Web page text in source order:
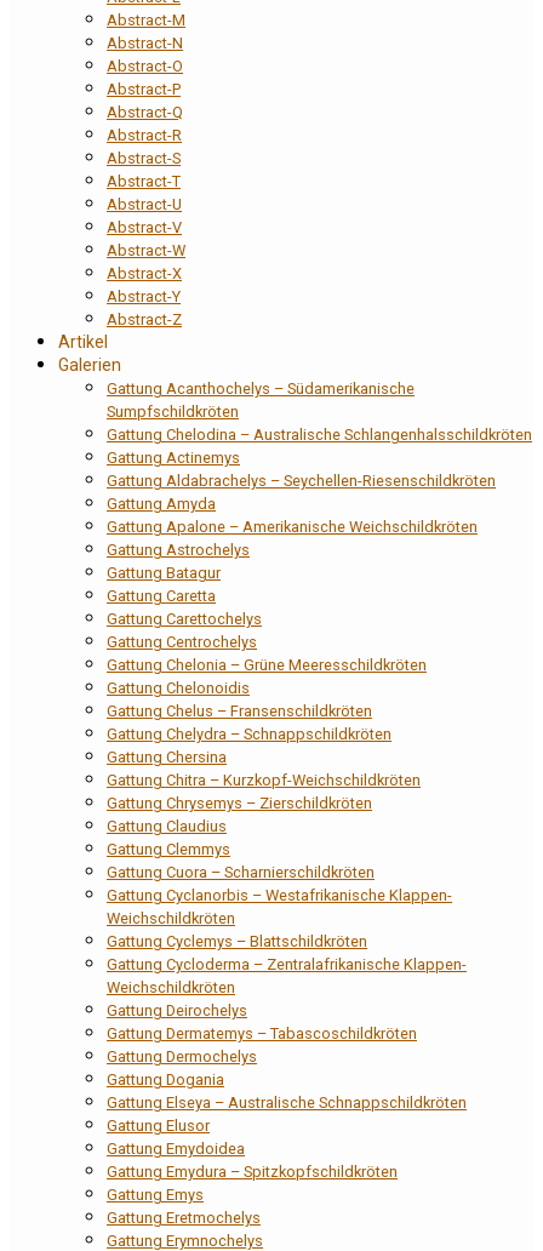
Abstract-M
Abstract-N
Abstract-O
Abstract-P
Abstract-Q
Abstract-R
Abstract-S
Abstract-T
Abstract-U
Abstract-V
Abstract-W
Abstract-X
Abstract-Y
Abstract-Z
Artikel
Galerien
Gattung Acanthochelys – Südamerikanische
Sumpfschildkröten
Gattung Chelodina – Australische Schlangenhalsschildkröten
Gattung Actinemys
Gattung Aldabrachelys – Seychellen-Riesenschildkröten
Gattung Amyda
Gattung Apalone – Amerikanische Weichschildkröten
Gattung Astrochelys
Gattung Batagur
Gattung Caretta
Gattung Carettochelys
Gattung Centrochelys
Gattung Chelonia – Grüne Meeresschildkröten
Gattung Chelonoidis
Gattung Chelus – Fransenschildkröten
Gattung Chelydra – Schnappschildkröten
Gattung Chersina
Gattung Chitra – Kurzkopf-Weichschildkröten
Gattung Chrysemys – Zierschildkröten
Gattung Claudius
Gattung Clemmys
Gattung Cuora – Scharnierschildkröten
Gattung Cyclanorbis – Westafrikanische Klappen-
Weichschildkröten
Gattung Cyclemys – Blattschildkröten
Gattung Cycloderma – Zentralafrikanische Klappen-
Weichschildkröten
Gattung Deirochelys
Gattung Dermatemys – Tabascoschildkröten
Gattung Dermochelys
Gattung Dogania
Gattung Elseya – Australische Schnappschildkröten
Gattung Elusor
Gattung Emydoidea
Gattung Emydura – Spitzkopfschildkröten
Gattung Emys
Gattung Eretmochelys
Gattung Erymnochelys